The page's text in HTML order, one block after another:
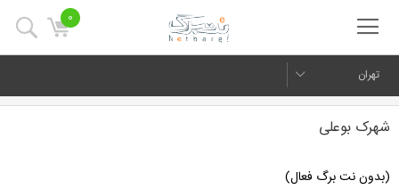
0
تهران
شهرک بوعلی
(بدون نت برگ فعال)